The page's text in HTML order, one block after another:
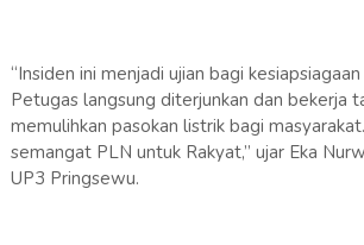
“Insiden ini menjadi ujian bagi
Petugas langsung diterjunkan dan bekerja
memulihkan pasokan listrik bagi
semangat PLN untuk Rakyat,” ujar Eka
UP3 Pringsewu.